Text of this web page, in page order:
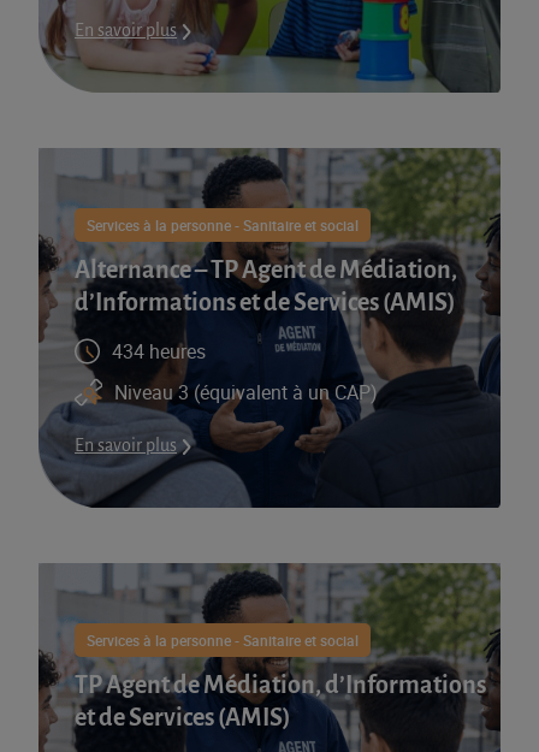
En savoir plus
Services à la personne - Sanitaire et social
Alternance – TP Agent de Médiation,
d’Informations et de Services (AMIS)​
434 heures
Niveau 3 (équivalent à un CAP)
En savoir plus
Services à la personne - Sanitaire et social
TP Agent de Médiation, d’Informations
et de Services (AMIS)​